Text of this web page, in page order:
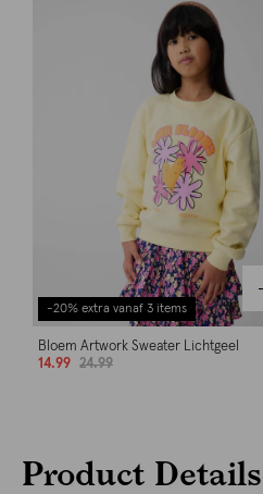
-20% extra vanaf 3 items
Bloem Artwork Sweater Lichtgeel
14.99
24.99
Product Details